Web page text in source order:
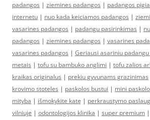
padangos | ziemines padangos | padangos
internetu | nuo kada keiciamos padangos |
vasarines padangos | padangu pasirinkimas |
padangos | ziemines padangos | vasarines
vasarines padangos | Geriausi asariniu
metais | tofu su bambuko anglimi | tofu zalios
kraikas originalus | prekiu gyvunams grazinimas
krovimo stoteles | paskolos bustui | mini
mityba | išmokykite katę | perkraustymo
vilniuje | odontologijos klinika | super premium |